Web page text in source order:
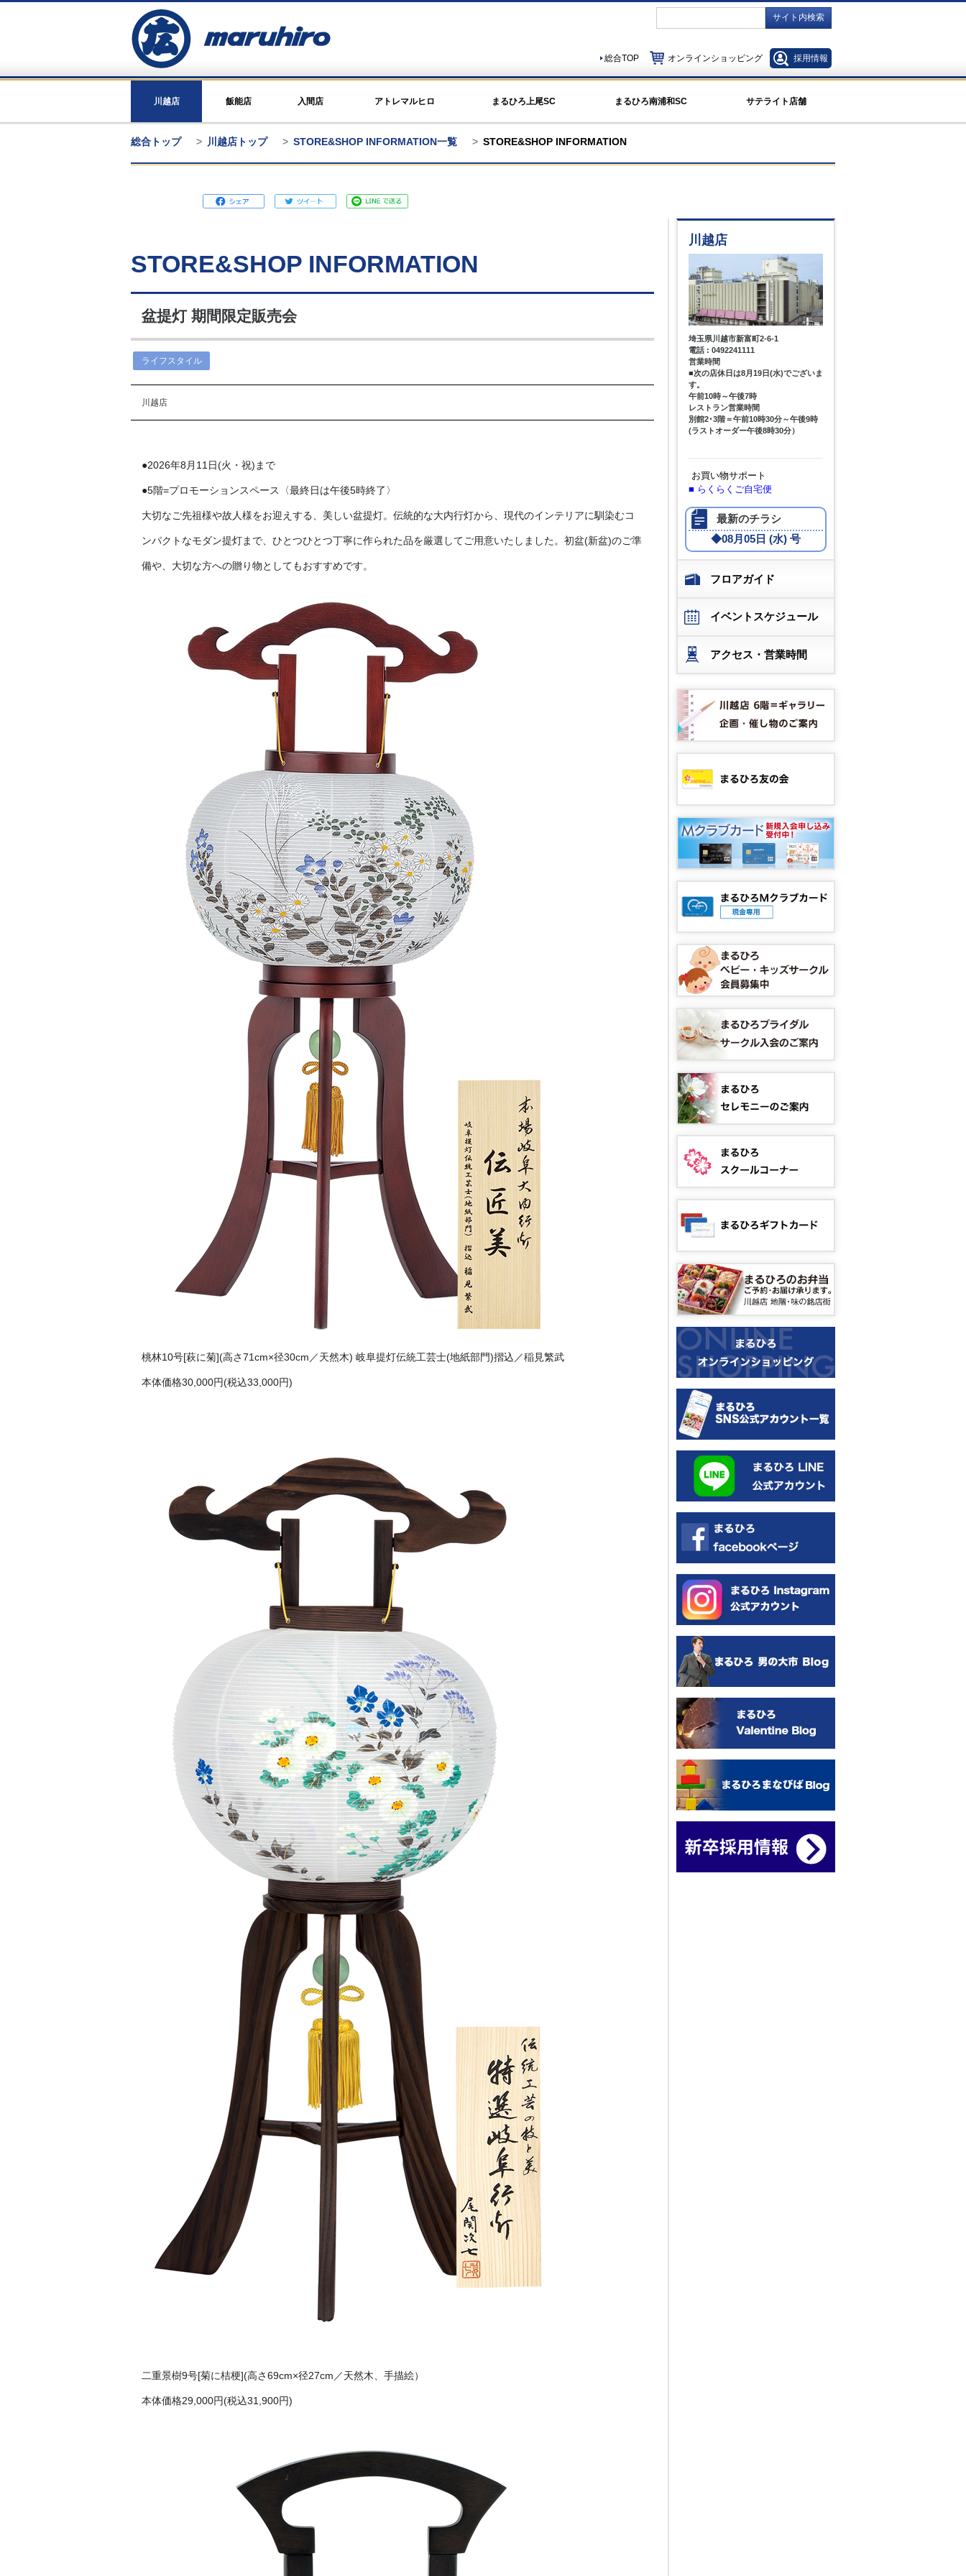
サイト内検索
総合TOP オンラインショッピング 採用情報
川越店 飯能店 入間店 アトレマルヒロ まるひろ上尾SC まるひろ南浦和SC サテライト店舗
総合トップ 川越店トップ STORE&SHOP INFORMATION一覧 STORE&SHOP INFORMATION
STORE&SHOP INFORMATION
盆提灯 期間限定販売会
ライフスタイル
川越店
●2026年8月11日(火・祝)まで
●5階=プロモーションスペース〈最終日は午後5時終了〉
大切なご先祖様や故人様をお迎えする、美しい盆提灯。伝統的な大内行灯から、現代のインテリアに馴染むコ
ンパクトなモダン提灯まで、ひとつひとつ丁寧に作られた品を厳選してご用意いたしました。初盆(新盆)のご準
備や、大切な方への贈り物としてもおすすめです。
桃林10号[萩に菊](高さ71cm×径30cm／天然木) 岐阜提灯伝統工芸士(地紙部門)摺込／稲見繁武
本体価格30,000円(税込33,000円)
二重景樹9号[菊に桔梗](高さ69cm×径27cm／天然木、手描絵）
本体価格29,000円(税込31,900円)
川越店
埼玉県川越市新富町2-6-1
電話 : 0492241111
営業時間
■次の店休日は8月19日(水)でございま
す。
午前10時～午後7時
レストラン営業時間
別館2･3階＝午前10時30分～午後9時
(ラストオーダー午後8時30分）
お買い物サポート
■ らくらくご自宅便
最新のチラシ
◆08月05日 (水) 号
フロアガイド
イベントスケジュール
アクセス・営業時間